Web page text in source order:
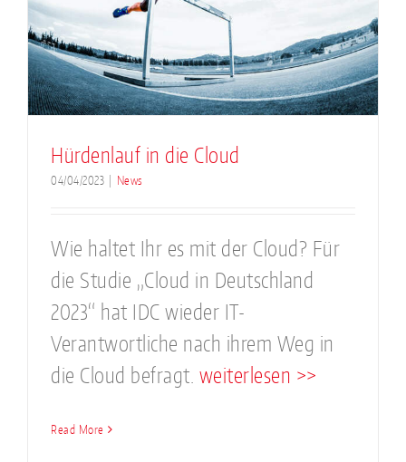
Hürdenlauf in die Cloud
04/04/2023 News
Wie haltet Ihr es mit der Cloud? Für
die Studie „Cloud in Deutschland
2023“ hat IDC wieder IT-
Verantwortliche nach ihrem Weg in
die Cloud befragt. weiterlesen >>
Read More